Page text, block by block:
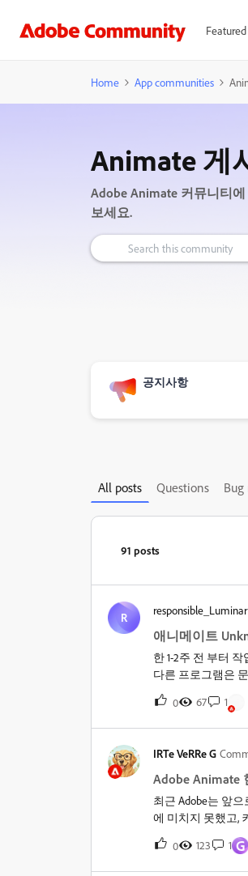
Home App communities
Animate 게
Adobe Animate 커뮤니티
보세요.
공지사항
All posts Questions
91 posts
R
애니메이트
한 1-2주 전 부터
다른 프로그램은
너무 불편합니다.
0
67 1
IRTe VeRRe G
Adobe Animate
최근 Adobe는 앞
에 미치지 못했고,
드립니다. 곧 모
자 합니다.1) 유지
계획 변경 사항 및
0 123 1 G